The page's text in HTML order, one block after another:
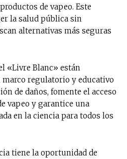
de vapeo. Este
la salud pública sin
alternativas más seguras
«Livre Blanc» están
marco regulatorio y educativo
de daños, fomente el acceso
vapeo y garantice una
en la ciencia para todos los
tiene la oportunidad de